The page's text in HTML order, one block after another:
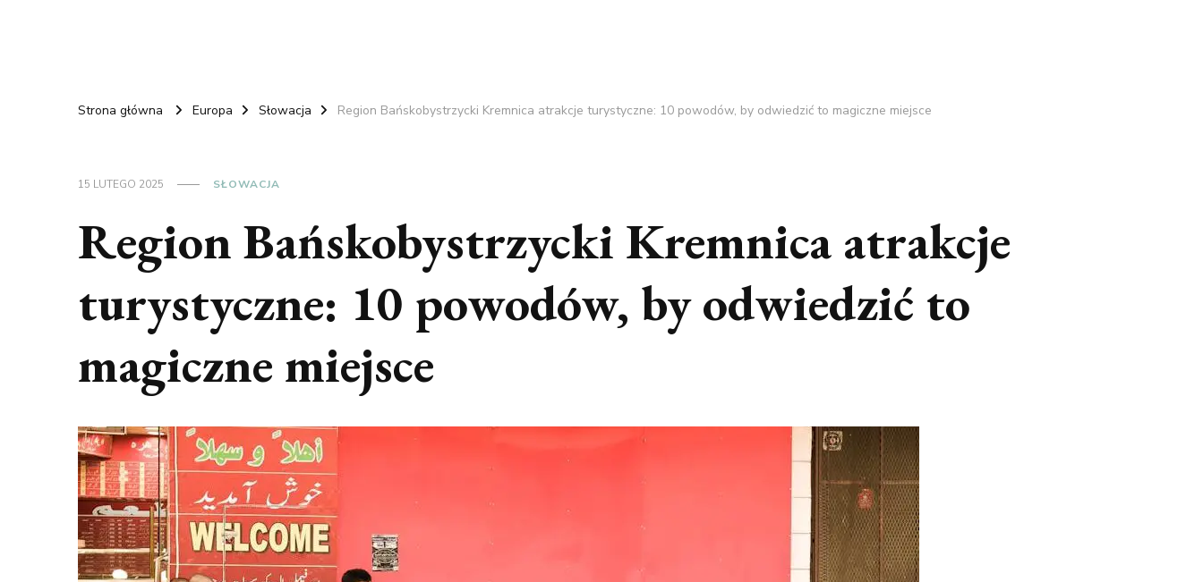
Strona główna Europa Słowacja Region Bańskobystrzycki Kremnica atrakcje turystyczne: 10 powodów, by odwiedzić to magiczne miejsce
15 LUTEGO 2025 SŁOWACJA
Region Bańskobystrzycki Kremnica atrakcje
turystyczne: 10 powodów, by odwiedzić to
magiczne miejsce